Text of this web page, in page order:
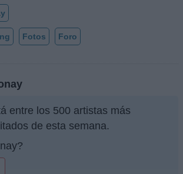
Fotos Foro
entre los 500 artistas más
de esta semana.